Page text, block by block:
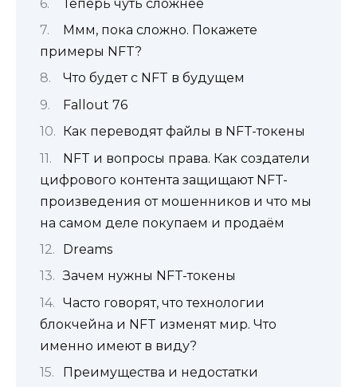
Теперь чуть сложнее
Ммм, пока сложно. Покажете
примеры NFT?
Что будет с NFT в будущем
Fallout 76
Как переводят файлы в NFT-токены
NFT и вопросы права. Как создатели
цифрового контента защищают NFT-
произведения от мошенников и что мы
на самом деле покупаем и продаём
Dreams
Зачем нужны NFT-токены
Часто говорят, что технологии
блокчейна и NFT изменят мир. Что
именно имеют в виду?
Преимущества и недостатки